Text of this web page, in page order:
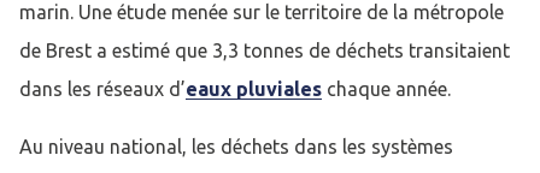
marin. Une étude menée sur le territoire de la métropole
de Brest a estimé que 3,3 tonnes de déchets transitaient
dans les réseaux d’eaux pluviales chaque année.
Au niveau national, les déchets dans les systèmes